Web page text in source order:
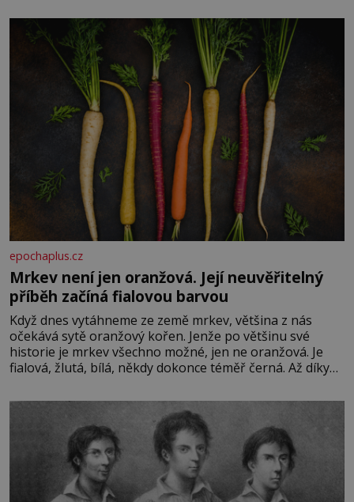
Je to opravdu tak, s věkem jako kdyby se paměť
rozhodla stávkovat. Cvičte
epochaplus.cz
Mrkev není jen oranžová. Její neuvěřitelný
příběh začíná fialovou barvou
Když dnes vytáhneme ze země mrkev, většina z nás
očekává sytě oranžový kořen. Jenže po většinu své
historie je mrkev všechno možné, jen ne oranžová. Je
fialová, žlutá, bílá, někdy dokonce téměř černá. Až díky
bez které si českou zahradu ani nedokážeme představit.